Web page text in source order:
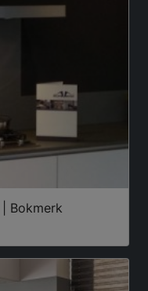
Bokmerk